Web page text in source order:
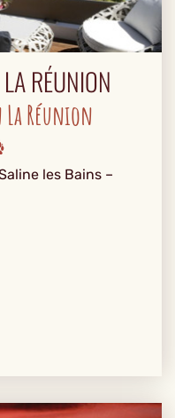
RÉUNION
Réunion
les Bains –